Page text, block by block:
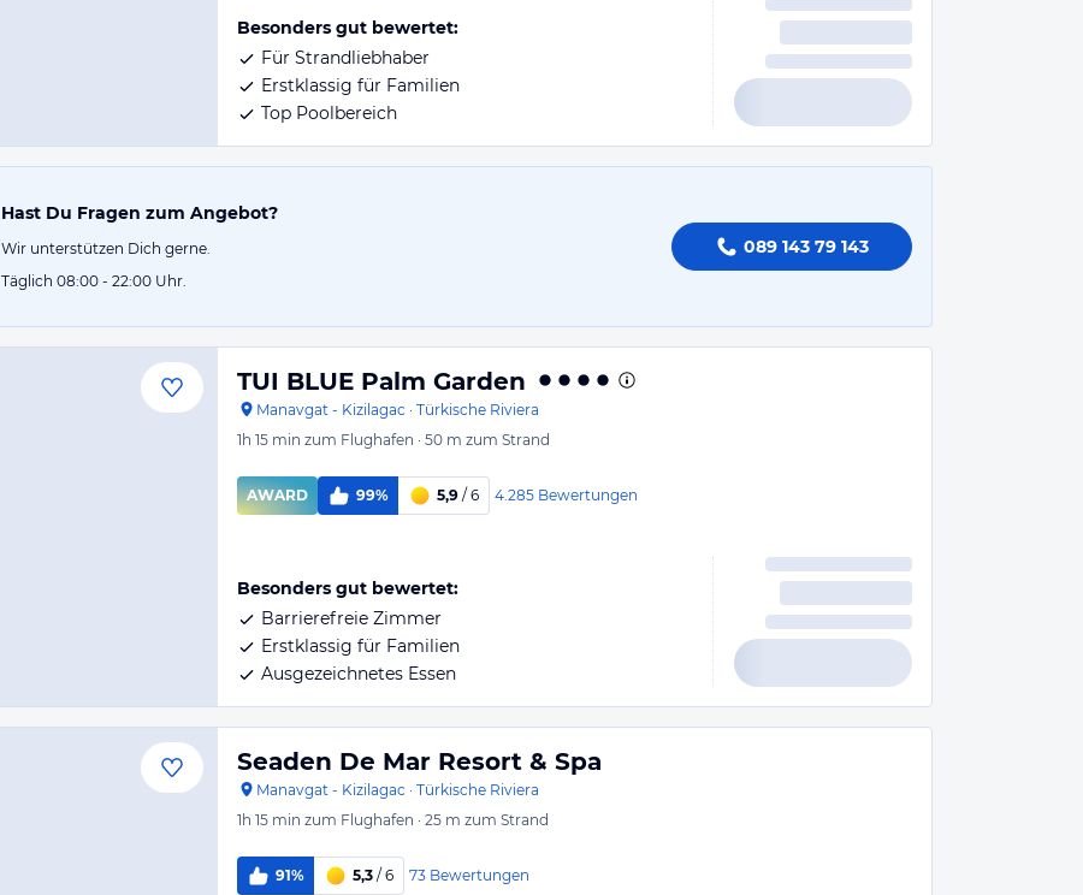
Besonders gut bewertet:
Für Strandliebhaber
Erstklassig für Familien
Top Poolbereich
Hast Du Fragen zum Angebot?
Wir unterstützen Dich gerne.
Täglich 08:00 - 22:00 Uhr.
089 143 79 143
TUI BLUE Palm Garden
Manavgat - Kizilagac · Türkische Riviera
1h 15 min zum Flughafen · 50 m zum Strand
AWARD 99% 5,9 / 6 4.285 Bewertungen
Besonders gut bewertet:
Barrierefreie Zimmer
Erstklassig für Familien
Ausgezeichnetes Essen
Seaden De Mar Resort & Spa
Manavgat - Kizilagac · Türkische Riviera
1h 15 min zum Flughafen · 25 m zum Strand
91% 5,3 / 6 73 Bewertungen